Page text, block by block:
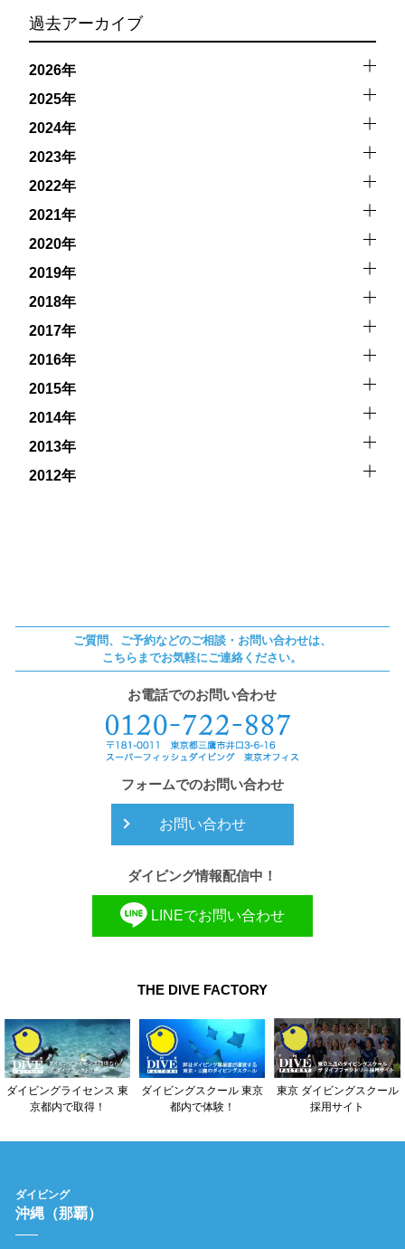
過去アーカイブ
2026年
2025年
2024年
2023年
2022年
2021年
2020年
2019年
2018年
2017年
2016年
2015年
2014年
2013年
2012年
ご質問、ご予約などのご相談・お問い合わせは、
こちらまでお気軽にご連絡ください。
お電話でのお問い合わせ
フォームでのお問い合わせ
お問い合わせ
ダイビング情報配信中！
LINEでお問い合わせ
THE DIVE FACTORY
ダイビングライセンス 東
京都内で取得！
ダイビングスクール 東京
都内で体験！
東京 ダイビングスクール
採用サイト
ダイビング
沖縄（那覇）
キジットを行う際にもトラブルが生じる可能性がありま
す。そして、これらを要因として傷害や損害が発生する場
合があります。またホエールスイムでは、これら以外にも
想定できないトラブルが発生する可能性があります。
参加者はこれらのリスクを理解し、傷害や損害につながっ
た場合、またはその他いかなる理由があっても、当ツアー
開催主催者とガイド、船舶の保有者及び船長に対して損害
賠償を請求しません。
承諾しました。